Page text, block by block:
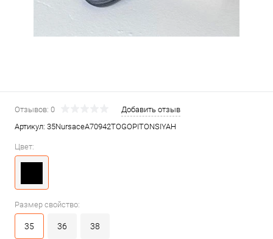
Отзывов: 0
Добавить отзыв
Артикул: 35NursaceA70942TOGOPITONSIYAH
Цвет:
Размер свойство:
35 36 38